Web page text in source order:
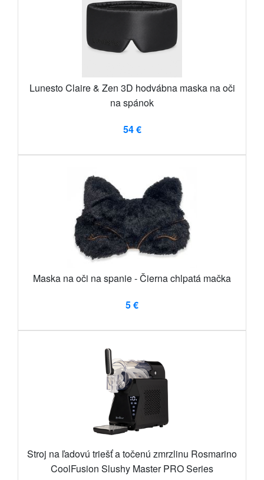
Lunesto Claire & Zen 3D hodvábna maska ​​na oči
na spánok
54 €
Maska na oči na spanie - Čierna chlpatá mačka
5 €
Stroj na ľadovú triešť a točenú zmrzlinu Rosmarino
CoolFusion Slushy Master PRO Series